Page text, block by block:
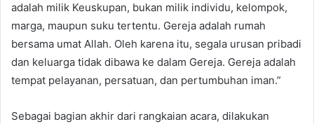
adalah milik Keuskupan, bukan milik individu, kelompok,
marga, maupun suku tertentu. Gereja adalah rumah
bersama umat Allah. Oleh karena itu, segala urusan pribadi
dan keluarga tidak dibawa ke dalam Gereja. Gereja adalah
tempat pelayanan, persatuan, dan pertumbuhan iman.”
Sebagai bagian akhir dari rangkaian acara, dilakukan